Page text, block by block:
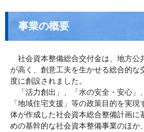
事業の概要
社会資本整備総合交付金は、地方公
が高く、創意工夫を生かせる総合的な
度に創設されました。
「活力創出」、「水の安全・安心」
「地域住宅支援」等の政策目的を実
体が作成した社会資本総合整備計画に
めの基幹的な社会資本整備事業のほか